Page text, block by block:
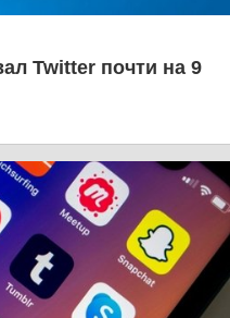
Twitter почти на 9